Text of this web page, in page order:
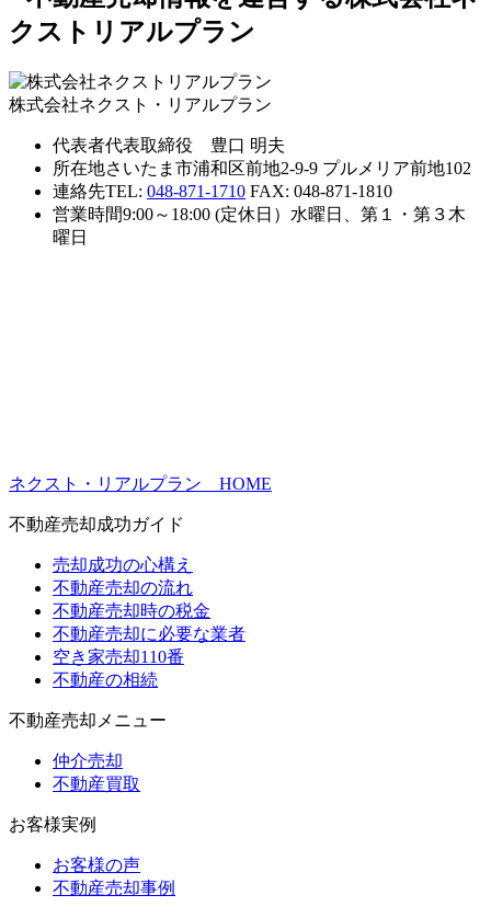
株式会社ネクスト・リアルプラン
代表者代表取締役 豊口 明夫
所在地さいたま市浦和区前地2-9-9 プルメリア前地102
連絡先TEL: 048-871-1710 FAX: 048-871-1810
営業時間9:00～18:00 (定休日）水曜日、第１・第３木
曜日
ネクスト・リアルプラン HOME
不動産売却成功ガイド
売却成功の心構え
不動産売却の流れ
不動産売却時の税金
不動産売却に必要な業者
空き家売却110番
不動産の相続
不動産売却メニュー
仲介売却
不動産買取
お客様実例
お客様の声
不動産売却事例